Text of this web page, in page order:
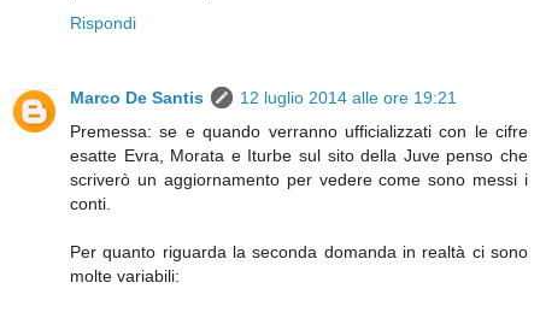
Rispondi
Marco De Santis
12 luglio 2014 alle ore 19:21
Premessa: se e quando verranno ufficializzati con le cifre
esatte Evra, Morata e Iturbe sul sito della Juve penso che
scriverò un aggiornamento per vedere come sono messi i
conti.
Per quanto riguarda la seconda domanda in realtà ci sono
molte variabili: